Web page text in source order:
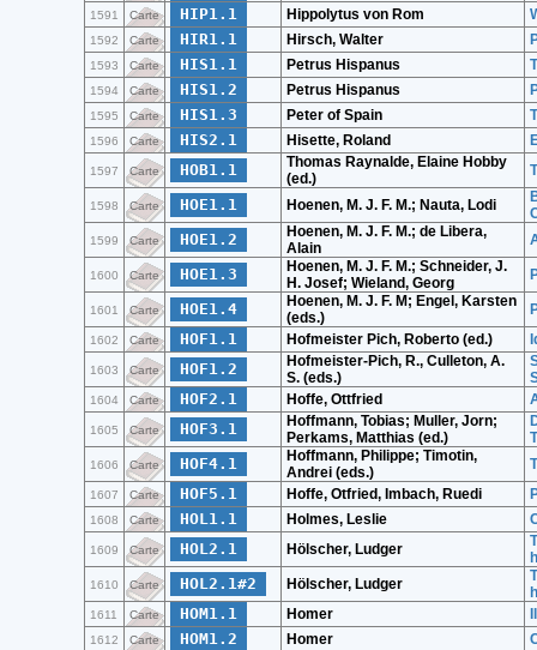
1591 Carte HIP1.1 Hippolytus von Rom
1592 Carte HIR1.1 Hirsch, Walter
1593 Carte HIS1.1 Petrus Hispanus
1594 Carte HIS1.2 Petrus Hispanus
1595 Carte HIS1.3 Peter of Spain
1596 Carte HIS2.1 Hisette, Roland
1597 Carte HOB1.1
Thomas Raynalde, Elaine Hobby
(ed.)
1598 Carte HOE1.1 Hoenen, M. J. F. M.; Nauta, Lodi
1599 Carte HOE1.2
Hoenen, M. J. F. M.; de Libera,
Alain
1600 Carte HOE1.3
Hoenen, M. J. F. M.; Schneider, J.
H. Josef; Wieland, Georg
1601 Carte HOE1.4
Hoenen, M. J. F. M; Engel, Karsten
(eds.)
1602 Carte HOF1.1 Hofmeister Pich, Roberto (ed.)
1603 Carte HOF1.2
Hofmeister-Pich, R., Culleton, A.
S. (eds.)
1604 Carte HOF2.1 Hoffe, Ottfried
1605 Carte HOF3.1
Hoffmann, Tobias; Muller, Jorn;
Perkams, Matthias (ed.)
1606 Carte HOF4.1
Hoffmann, Philippe; Timotin,
Andrei (eds.)
1607 Carte HOF5.1 Hoffe, Otfried, Imbach, Ruedi
1608 Carte HOL1.1 Holmes, Leslie
1609 Carte HOL2.1 Hölscher, Ludger
1610 Carte HOL2.1#2 Hölscher, Ludger
1611 Carte HOM1.1 Homer
1612 Carte HOM1.2 Homer